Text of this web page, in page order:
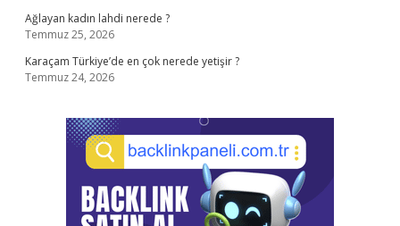
Ağlayan kadın lahdi nerede ?
Temmuz 25, 2026
Karaçam Türkiye’de en çok nerede yetişir ?
Temmuz 24, 2026